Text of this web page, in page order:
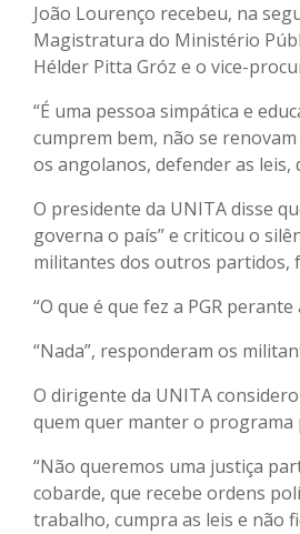
João Lourenço recebeu, na
Magistratura do Ministério
Hélder Pitta Gróz e o vice-
“É uma pessoa simpática e
cumprem bem, não se
os angolanos, defender as leis,
O presidente da UNITA disse
governa o país” e criticou o
militantes dos outros partidos,
“O que é que fez a PGR
“Nada”, responderam os
O dirigente da UNITA
quem quer manter o programa
“Não queremos uma justiça
cobarde, que recebe ordens
trabalho, cumpra as leis e não